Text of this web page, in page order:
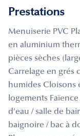
Prestations
Menuiserie PVC
en aluminium
pièces sèches
Carrelage en grés
humides Cloisons
logements
d’eau / salle de
baignoire / bac à